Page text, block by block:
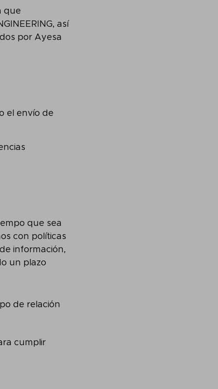
que
así
por Ayesa
el envío de
que sea
con políticas
información,
un plazo
de relación
cumplir